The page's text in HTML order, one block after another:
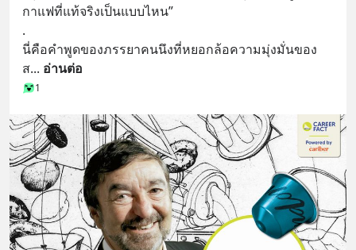
กาแฟที่แท้จริงเป็นแบบไหน”
.
นี่คือคำพูดของภรรยาคนนึงที่หยอกล้อความมุ่งมั่นของ
ส... อ่านต่อ
1